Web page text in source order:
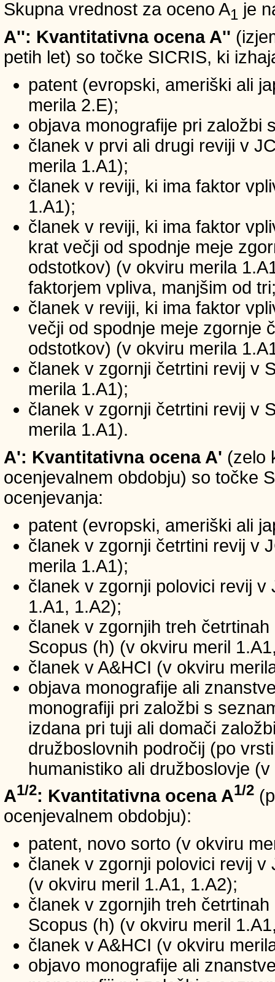
Skupna vrednost za oceno A1 je
A'': Kvantitativna ocena A''
petih let) so točke SICRIS, ki
patent (evropski, ameriški ali
merila 2.E);
objava monografije pri založbi
članek v prvi ali drugi reviji v
merila 1.A1);
članek v reviji, ki ima faktor
1.A1);
članek v reviji, ki ima faktor
krat večji od spodnje meje
odstotkov) (v okviru merila
faktorjem vpliva, manjšim od
članek v reviji, ki ima faktor
večji od spodnje meje zgornje
odstotkov) (v okviru merila
članek v zgornji četrtini revij v
merila 1.A1);
članek v zgornji četrtini revij v
merila 1.A1).
A': Kvantitativna ocena A' (zelo
ocenjevalnem obdobju) so točke
ocenjevanja:
patent (evropski, ameriški ali
članek v zgornji četrtini revij v
merila 1.A1);
članek v zgornji polovici revij
1.A1, 1.A2);
članek v zgornjih treh
Scopus (h) (v okviru meril
članek v A&HCI (v okviru
objava monografije ali
monografiji pri založbi s
izdana pri tuji ali domači
družboslovnih področij (po
humanistiko ali družboslovje
A1/2: Kvantitativna ocena A1/2
ocenjevalnem obdobju):
patent, novo sorto (v okviru
članek v zgornji polovici revij
(v okviru meril 1.A1, 1.A2);
članek v zgornjih treh
Scopus (h) (v okviru meril
članek v A&HCI (v okviru
objavo monografije ali